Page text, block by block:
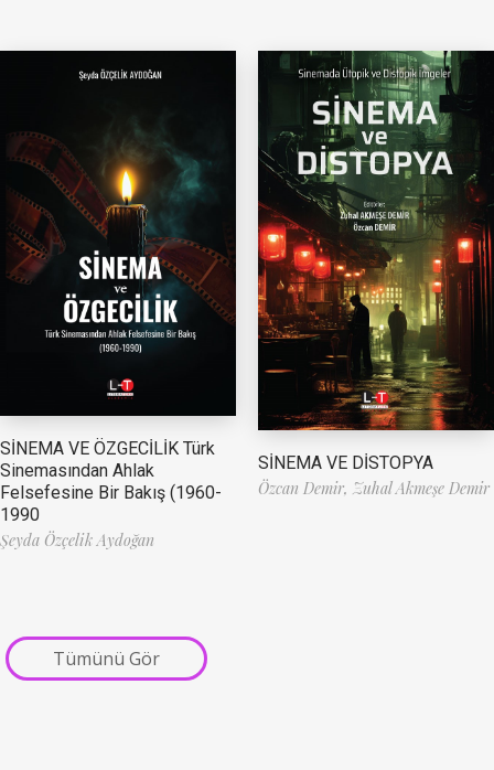
SİNEMA VE ÖZGECİLİK Türk
Sinemasından Ahlak
Felsefesine Bir Bakış (1960-
1990
Şeyda Özçelik Aydoğan
SİNEMA VE DİSTOPYA
Özcan Demir, Zuhal Akmeşe Demir
Tümünü Gör